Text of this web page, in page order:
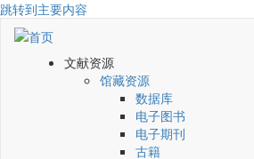
跳转到主要内容
文献资源
馆藏资源
数据库
电子图书
电子期刊
古籍